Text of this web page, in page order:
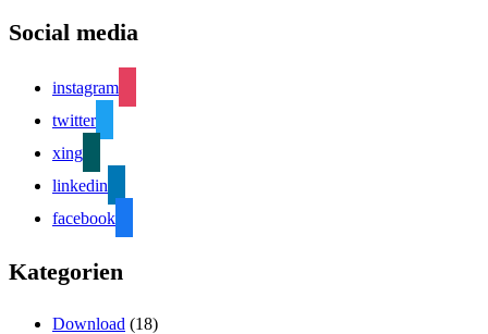
Social media
instagram
twitter
xing
linkedin
facebook
Kategorien
Download (18)